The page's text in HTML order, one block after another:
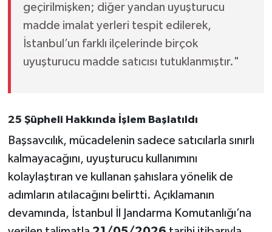
geçirilmişken; diğer yandan uyuşturucu
madde imalat yerleri tespit edilerek,
İstanbul’un farklı ilçelerinde birçok
uyuşturucu madde satıcısı tutuklanmıştır."
25 Şüpheli Hakkında İşlem Başlatıldı
Başsavcılık, mücadelenin sadece satıcılarla sınırlı
kalmayacağını, uyuşturucu kullanımını
kolaylaştıran ve kullanan şahıslara yönelik de
adımların atılacağını belirtti. Açıklamanın
devamında, İstanbul İl Jandarma Komutanlığı’na